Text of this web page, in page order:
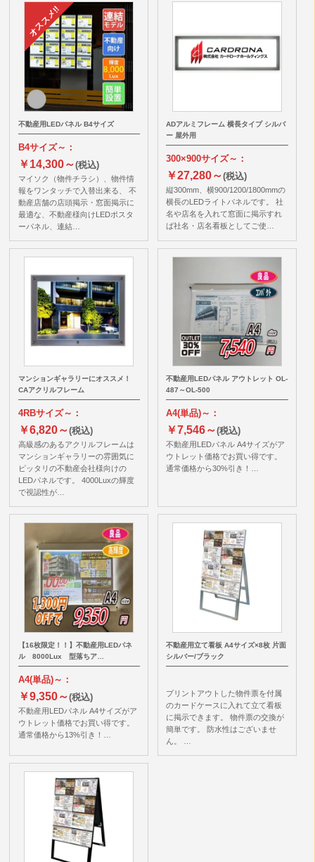
不動産用LEDパネル B4サイズ
B4サイズ～：
￥14,300～(税込)
マイソク（物件チラシ）、物件情
報をワンタッチで入替出来る、 不
動産店舗の店頭掲示・窓面掲示に
最適な、不動産様向けLEDポスタ
ーパネル、連結…
ADアルミフレーム 横長タイプ シルバ
ー 屋外用
300×900サイズ～：
￥27,280～(税込)
縦300mm、横900/1200/1800mmの
横長のLEDライトパネルです。 社
名や店名を入れて窓面に掲示すれ
ば社名・店名看板としてご使…
マンションギャラリーにオススメ！
CAアクリルフレーム
4RBサイズ～：
￥6,820～(税込)
高級感のあるアクリルフレームは
マンションギャラリーの雰囲気に
ピッタリの不動産会社様向けの
LEDパネルです。 4000Luxの輝度
で視認性が…
不動産用LEDパネル アウトレット OL-
487～OL-500
A4(単品)～：
￥7,546～(税込)
不動産用LEDパネル A4サイズがア
ウトレット価格でお買い得です。
通常価格から30%引き！…
【16枚限定！！】不動産用LEDパネ
ル 8000Lux 型落ちア…
A4(単品)～：
￥9,350～(税込)
不動産用LEDパネル A4サイズがア
ウトレット価格でお買い得です。
通常価格から13%引き！…
不動産用立て看板 A4サイズ×8枚 片面
シルバー/ブラック
プリントアウトした物件票を付属
のカードケースに入れて立て看板
に掲示できます。 物件票の交換が
簡単です。 防水性はございませ
ん。 …